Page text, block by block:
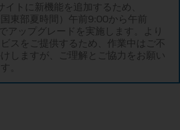
イトに新機能を追加するため、
東部夏時間）午前9:00から午前
アップグレードを実施します。より
スをご提供するため、作業中はご不
しますが、ご理解とご協力をお願い
。